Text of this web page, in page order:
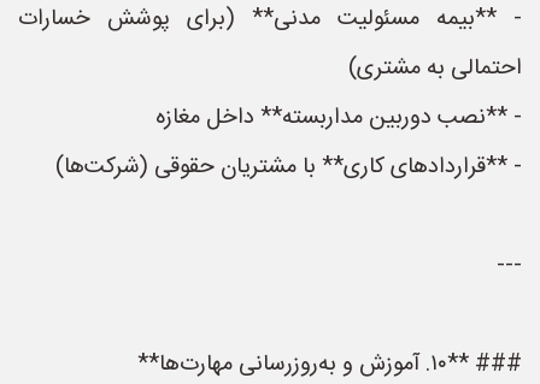
- **بیمه مسئولیت مدنی** (برای پوشش خسارات
احتمالی به مشتری)
- **نصب دوربین مداربسته** داخل مغازه
- **قراردادهای کاری** با مشتریان حقوقی (شرکت‌ها)
---
### **۱۰. آموزش و به‌روزرسانی مهارت‌ها**